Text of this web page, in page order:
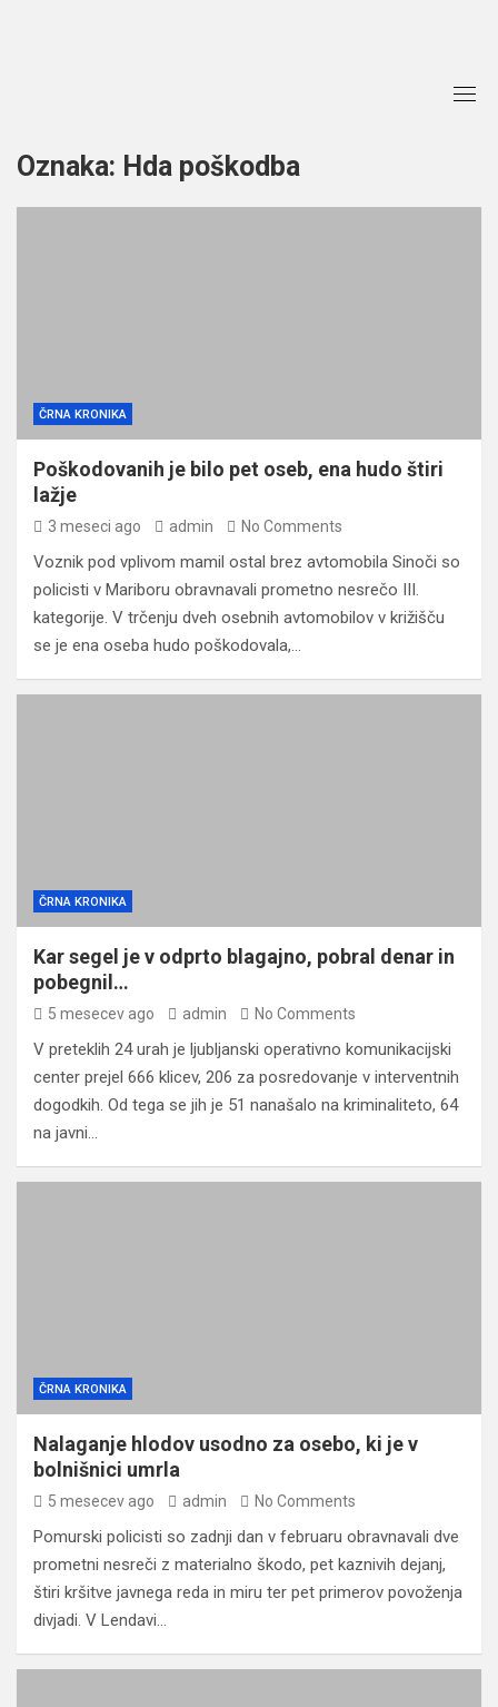
Oznaka: Hda poškodba
ČRNA KRONIKA
Poškodovanih je bilo pet oseb, ena hudo štiri
lažje
3 meseci ago admin No Comments
Voznik pod vplivom mamil ostal brez avtomobila Sinoči so
policisti v Mariboru obravnavali prometno nesrečo III.
kategorije. V trčenju dveh osebnih avtomobilov v križišču
se je ena oseba hudo poškodovala,…
ČRNA KRONIKA
Kar segel je v odprto blagajno, pobral denar in
pobegnil…
5 mesecev ago admin No Comments
V preteklih 24 urah je ljubljanski operativno komunikacijski
center prejel 666 klicev, 206 za posredovanje v interventnih
dogodkih. Od tega se jih je 51 nanašalo na kriminaliteto, 64
na javni…
ČRNA KRONIKA
Nalaganje hlodov usodno za osebo, ki je v
bolnišnici umrla
5 mesecev ago admin No Comments
Pomurski policisti so zadnji dan v februaru obravnavali dve
prometni nesreči z materialno škodo, pet kaznivih dejanj,
štiri kršitve javnega reda in miru ter pet primerov povoženja
divjadi. V Lendavi…